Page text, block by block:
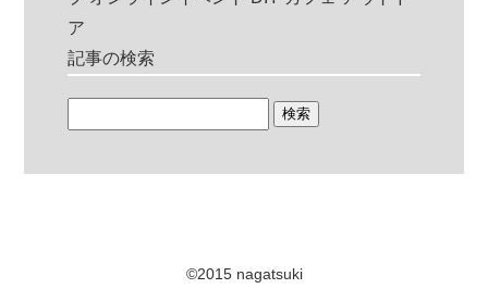
ア
記事の検索
©2015 nagatsuki